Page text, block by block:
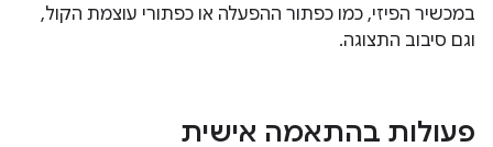
במכשיר הפיזי, כמו כפתור ההפעלה או כפתורי עוצמת הקול,
וגם סיבוב התצוגה.
פעולות בהתאמה אישית